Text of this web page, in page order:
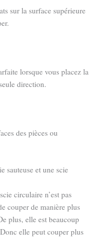
sur la surface supérieure
lorsque vous placez la
direction.
des pièces ou
sauteuse et une scie
circulaire n’est pas
couper de manière plus
plus, elle est beaucoup
elle peut couper plus